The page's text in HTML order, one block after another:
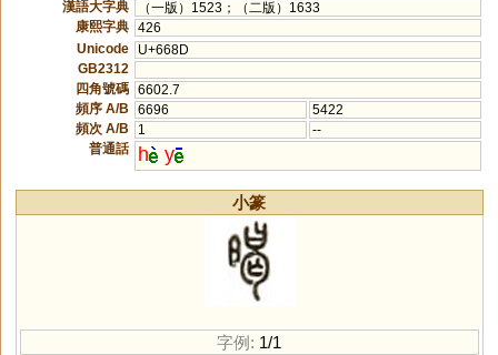
漢語大字典
（一版）1523；（二版）1633
康熙字典 426
Unicode
U+668D
GB2312
四角號碼 6602.7
頻序 A/B
6696
5422
頻次 A/B
1
--
普通話
h y
小篆
字例: 1/1